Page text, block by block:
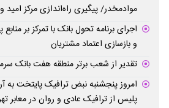
موادمخدر/ پیگیری راه‌اندازی مرکز
اجرای برنامه تحول بانک با تمرکز بر
و بازسازی اعتماد مشتریان
تقدیر از شعب برتر منطقه هفت بانک
امروز پنجشنبه نبض ترافیک پایتخت به
پلیس از ترافیک عادی و روان در معابر